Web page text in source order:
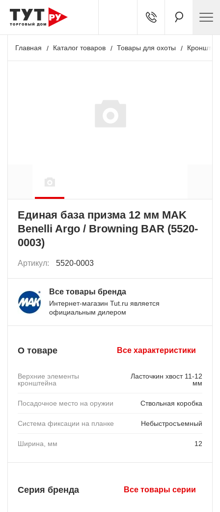
Главная Каталог товаров Товары для охоты
Единая база призма 12 мм MAK
Benelli Argo / Browning BAR (5520-
0003)
Артикул: 5520-0003
Все товары бренда
Интернет-магазин Tut.ru является
официальным дилером
О товаре Все характеристики
Верхние элементы
кронштейна
Ласточкин хвост 11-12
мм
Посадочное место на оружии Ствольная коробка
Система фиксации на планке Небыстросъемный
Ширина, мм 12
Серия бренда Все товары серии